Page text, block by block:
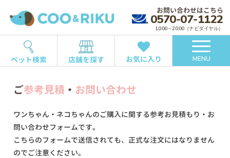
お問い合わせはこちら
0570-07-1122
10:00～20:00（ナビダイヤル）
ペット検索 店舗を探す お気に入り MENU
ご参考見積 ・ お問い合わせ
ワンちゃん・ネコちゃんのご購入に関する参考お見積もり・お
問い合わせフォームです。
こちらのフォームで送信されても、正式な注文にはなりません
のでご注意ください。